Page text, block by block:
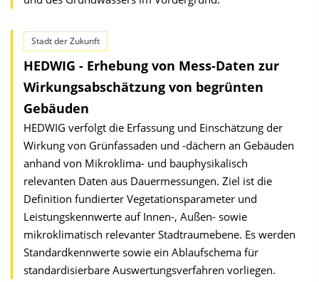
Stadt der Zukunft
HEDWIG - Erhebung von Mess-Daten zur
Wirkungsabschätzung von begrünten
Gebäuden
HEDWIG verfolgt die Erfassung und Einschätzung der
Wirkung von Grünfassaden und -dächern an Gebäuden
anhand von Mikroklima- und bauphysikalisch
relevanten Daten aus Dauermessungen. Ziel ist die
Definition fundierter Vegetationsparameter und
Leistungskennwerte auf Innen-, Außen- sowie
mikroklimatisch relevanter Stadtraumebene. Es werden
Standardkennwerte sowie ein Ablaufschema für
standardisierbare Auswertungsverfahren vorliegen.